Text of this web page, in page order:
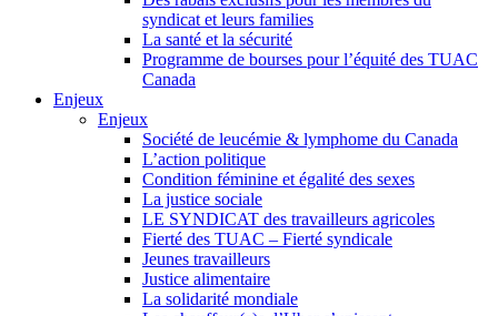
syndicat et leurs families
La santé et la sécurité
Programme de bourses pour l’équité des TUAC
Canada
Enjeux
Enjeux
Société de leucémie & lymphome du Canada
L’action politique
Condition féminine et égalité des sexes
La justice sociale
LE SYNDICAT des travailleurs agricoles
Fierté des TUAC – Fierté syndicale
Jeunes travailleurs
Justice alimentaire
La solidarité mondiale